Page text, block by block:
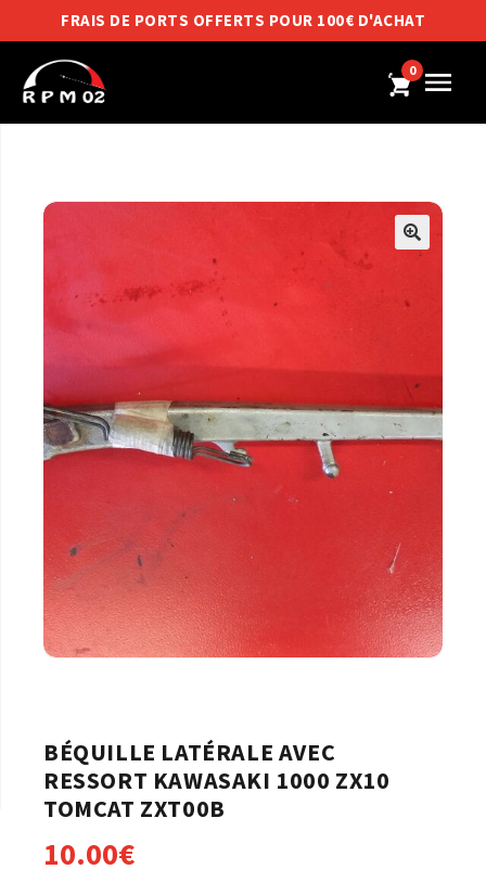
FRAIS DE PORTS OFFERTS POUR 100€ D'ACHAT
0
BÉQUILLE LATÉRALE AVEC
RESSORT KAWASAKI 1000 ZX10
TOMCAT ZXT00B
10.00€